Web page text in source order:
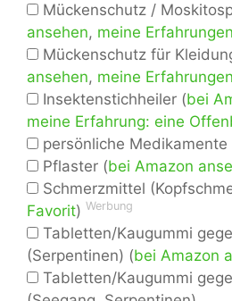
Mückenschutz /
ansehen, meine
Mückenschutz für
ansehen, meine
Insektenstichheiler (bei
meine Erfahrung: eine
persönliche Medikamente
Pflaster (bei Amazon
Schmerzmittel
Favorit) Werbung
Tabletten/Kaugummi
(Serpentinen) (bei Amazon
Tabletten/Kaugummi